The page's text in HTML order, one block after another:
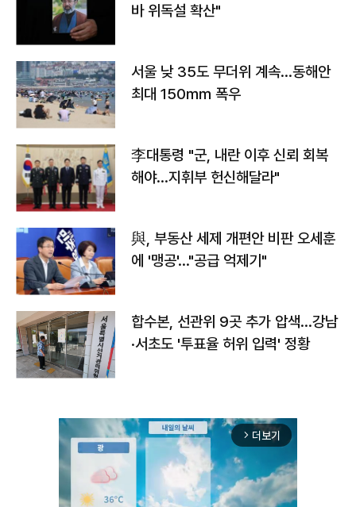
바 위독설 확산"
서울 낮 35도 무더위 계속…동해안
최대 150㎜ 폭우
李대통령 "군, 내란 이후 신뢰 회복
해야…지휘부 헌신해달라"
與, 부동산 세제 개편안 비판 오세훈
에 '맹공'…"공급 억제기"
합수본, 선관위 9곳 추가 압색…강남
·서초도 '투표율 허위 입력' 정황
arrow_forward_ios 더보기